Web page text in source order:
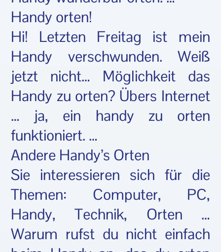
Handy orten!
Hi! Letzten Freitag ist mein
Handy verschwunden. Weiß
jetzt nicht… Möglichkeit das
Handy zu orten? Übers Internet
… ja, ein handy zu orten
funktioniert. …
Andere Handy’s Orten
Sie interessieren sich für die
Themen: Computer, PC,
Handy, Technik, Orten …
Warum rufst du nicht einfach